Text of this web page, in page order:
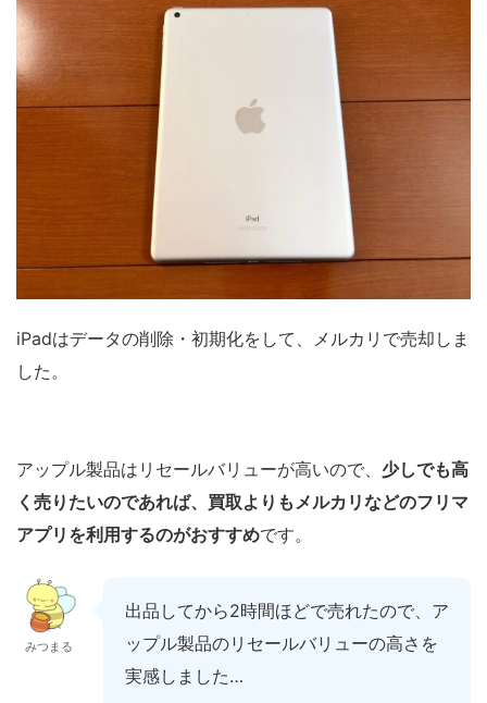
iPadはデータの削除・初期化をして、メルカリで売却しま
した。
アップル製品はリセールバリューが高いので、 少しでも高
く売りたいのであれば、買取よりもメルカリなどのフリマ
アプリを利用するのがおすすめです。
みつまる
出品してから2時間ほどで売れたので、ア
ップル製品のリセールバリューの高さを
実感しました…